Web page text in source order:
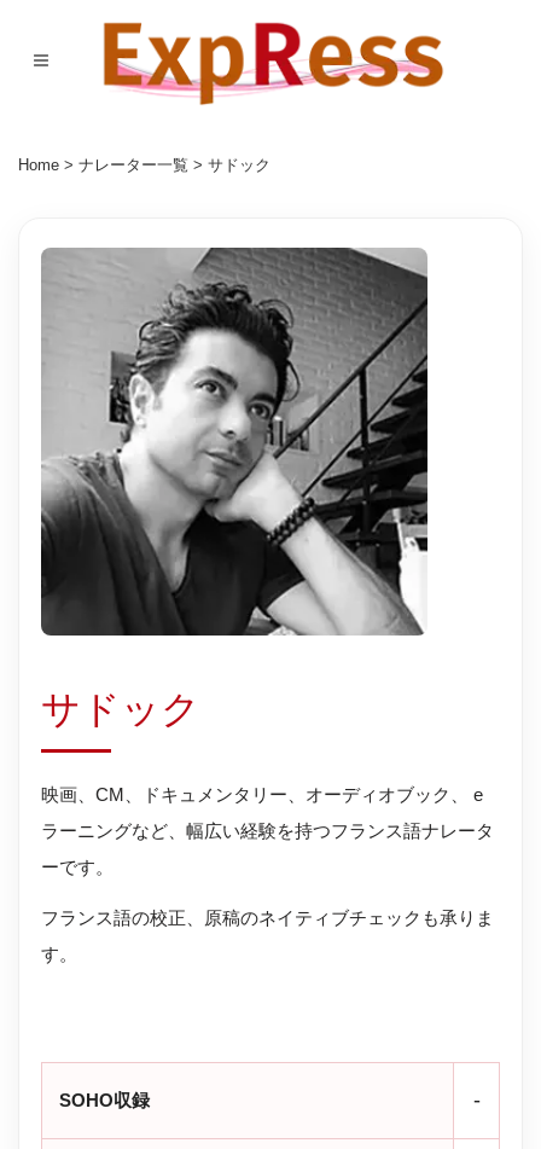
Home > ナレーター一覧 > サドック
サドック
映画、CM、ドキュメンタリー、オーディオブック、 e
ラーニングなど、幅広い経験を持つフランス語ナレータ
ーです。
フランス語の校正、原稿のネイティブチェックも承りま
す。
SOHO収録 -